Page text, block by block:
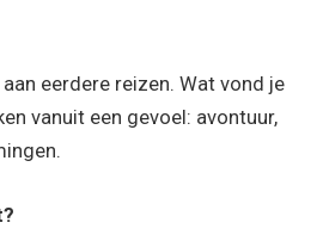
eerdere reizen. Wat vond je
vanuit een gevoel: avontuur,